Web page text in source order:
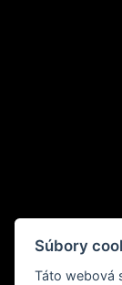
Súbory
Táto webová